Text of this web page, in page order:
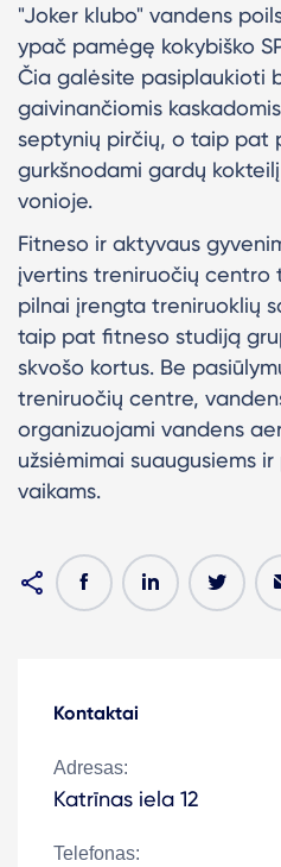
"Joker klubo" vandens
ypač pamėgę kokybiško
Čia galėsite pasiplaukioti
gaivinančiomis
septynių pirčių, o taip pat
gurkšnodami gardų
vonioje.
Fitneso ir aktyvaus
įvertins treniruočių centro
pilnai įrengta treniruoklių
taip pat fitneso studiją
skvošo kortus. Be
treniruočių centre,
organizuojami vandens
užsiėmimai suaugusiems
vaikams.
Kontaktai
Adresas:
Katrīnas iela 12
Telefonas: